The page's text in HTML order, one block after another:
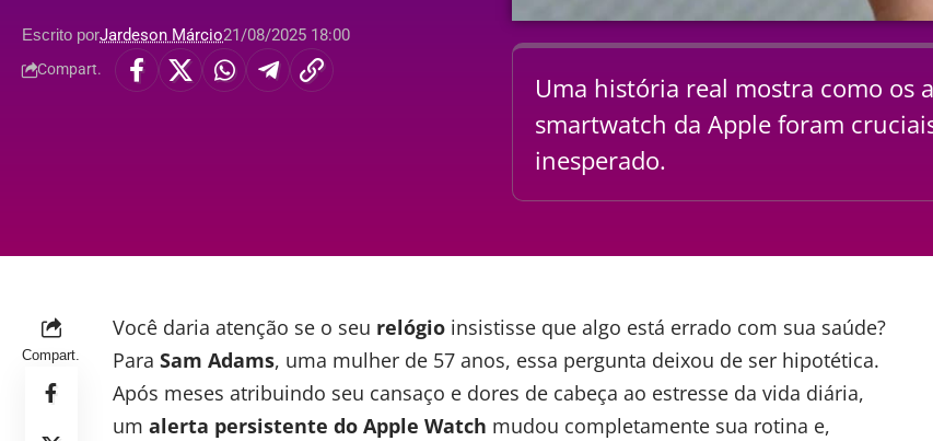
Escrito porJardeson Márcio21/08/2025 18:00
Compart.
Uma história real mostra como os
smartwatch da Apple foram
inesperado.
Compart.
Você daria atenção se o seu relógio insistisse que algo está errado com sua saúde?
Para Sam Adams, uma mulher de 57 anos, essa pergunta deixou de ser hipotética.
Após meses atribuindo seu cansaço e dores de cabeça ao estresse da vida diária,
um alerta persistente do Apple Watch mudou completamente sua rotina e,